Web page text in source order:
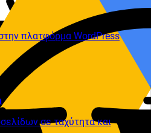
πλατφόρμα WordPress
σε ταχύτητα και